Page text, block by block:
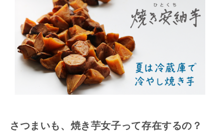
さつまいも、焼き芋女子って存在するの？